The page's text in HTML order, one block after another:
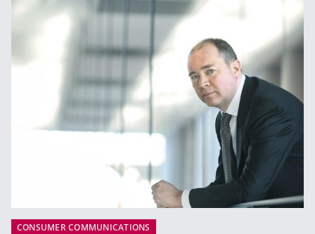
CONSUMER COMMUNICATIONS